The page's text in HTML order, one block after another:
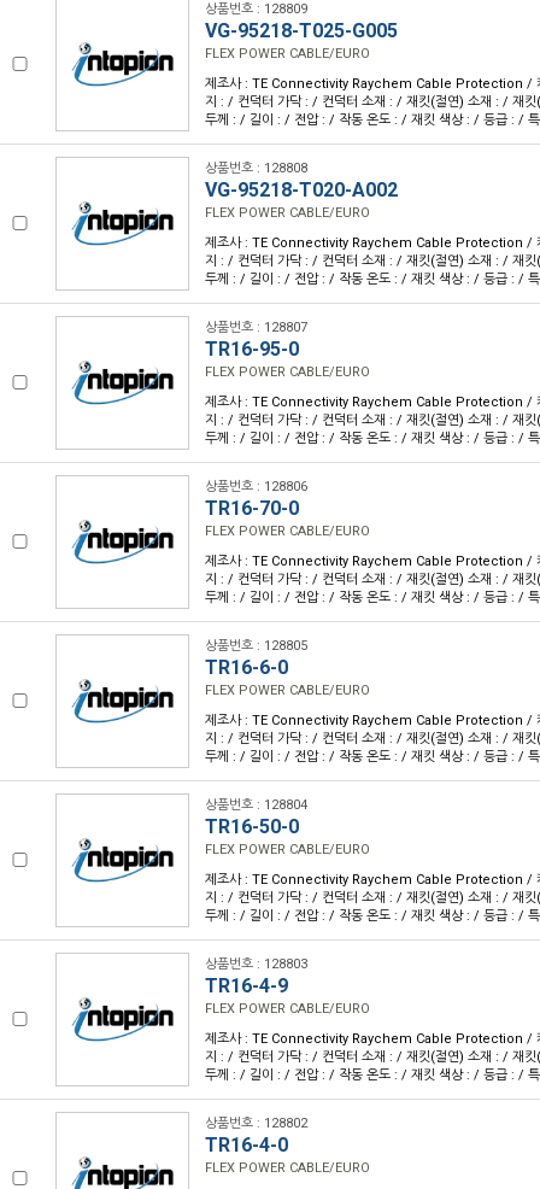
상품번호 : 128809
VG-95218-T025-G005
FLEX POWER CABLE/EURO
제조사 : TE Connectivity Raychem Cable Protection /
지 : / 컨덕터 가닥 : / 컨덕터 소재 : / 재킷(절연) 소재 : / 재
두께 : / 길이 : / 전압 : / 작동 온도 : / 재킷 색상 : / 등급 : /
상품번호 : 128808
VG-95218-T020-A002
FLEX POWER CABLE/EURO
제조사 : TE Connectivity Raychem Cable Protection /
지 : / 컨덕터 가닥 : / 컨덕터 소재 : / 재킷(절연) 소재 : / 재
두께 : / 길이 : / 전압 : / 작동 온도 : / 재킷 색상 : / 등급 : /
상품번호 : 128807
TR16-95-0
FLEX POWER CABLE/EURO
제조사 : TE Connectivity Raychem Cable Protection /
지 : / 컨덕터 가닥 : / 컨덕터 소재 : / 재킷(절연) 소재 : / 재
두께 : / 길이 : / 전압 : / 작동 온도 : / 재킷 색상 : / 등급 : /
상품번호 : 128806
TR16-70-0
FLEX POWER CABLE/EURO
제조사 : TE Connectivity Raychem Cable Protection /
지 : / 컨덕터 가닥 : / 컨덕터 소재 : / 재킷(절연) 소재 : / 재
두께 : / 길이 : / 전압 : / 작동 온도 : / 재킷 색상 : / 등급 : /
상품번호 : 128805
TR16-6-0
FLEX POWER CABLE/EURO
제조사 : TE Connectivity Raychem Cable Protection /
지 : / 컨덕터 가닥 : / 컨덕터 소재 : / 재킷(절연) 소재 : / 재
두께 : / 길이 : / 전압 : / 작동 온도 : / 재킷 색상 : / 등급 : /
상품번호 : 128804
TR16-50-0
FLEX POWER CABLE/EURO
제조사 : TE Connectivity Raychem Cable Protection /
지 : / 컨덕터 가닥 : / 컨덕터 소재 : / 재킷(절연) 소재 : / 재
두께 : / 길이 : / 전압 : / 작동 온도 : / 재킷 색상 : / 등급 : /
상품번호 : 128803
TR16-4-9
FLEX POWER CABLE/EURO
제조사 : TE Connectivity Raychem Cable Protection /
지 : / 컨덕터 가닥 : / 컨덕터 소재 : / 재킷(절연) 소재 : / 재
두께 : / 길이 : / 전압 : / 작동 온도 : / 재킷 색상 : / 등급 : /
상품번호 : 128802
TR16-4-0
FLEX POWER CABLE/EURO